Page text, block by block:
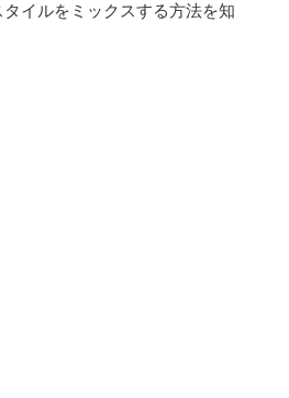
イルをミックスする方法を知